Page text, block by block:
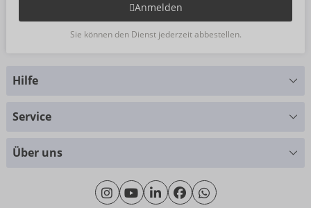
Anmelden
Sie können den Dienst jederzeit abbestellen.
Hilfe
Montag - Donnerstag: 09:00 - 16:00 Uhr
Freitag: 09:00 - 15:00 Uhr
Service
Über uns
Wir über uns